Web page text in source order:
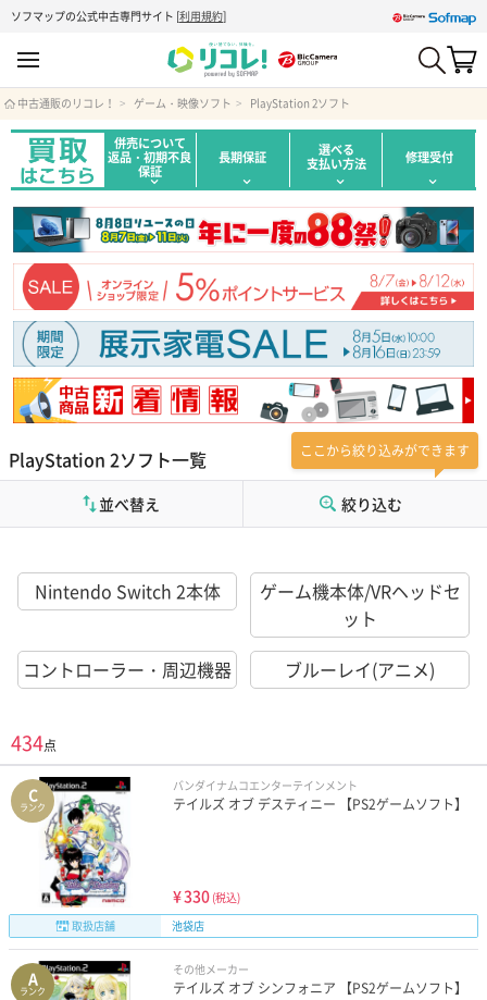
ソフマップの公式中古専門サイト [利用規約]
中古通販のリコレ！ ゲーム・映像ソフト PlayStation 2ソフト
併売について
返品・初期不良
保証
長期保証 選べる
支払い方法 修理受付
PlayStation 2ソフト一覧 ここから絞り込みができます
絞り込む
並べ替え
Nintendo Switch 2本体
ゲーム機本体/VRヘッドセ
ット
コントローラー・周辺機器
ブルーレイ(アニメ)
434点
C
ランク
バンダイナムコエンターテインメント
テイルズ オブ デスティニー 【PS2ゲームソフト】
¥330 (税込)
取扱店舗
池袋店
A
ランク
その他メーカー
テイルズ オブ シンフォニア 【PS2ゲームソフト】